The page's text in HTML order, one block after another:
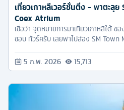
เที่ยวเกาหลีเวอร์ชั่นติ่ง - พาตะลุ
Coex Atrium
เชื่อว่า จุดหมายการมาเที่ยวเกาหลีใต้
ชอบ ทัวร์ครับ เลยพาไปส่อง SM
5 ก.พ. 2026 15,713